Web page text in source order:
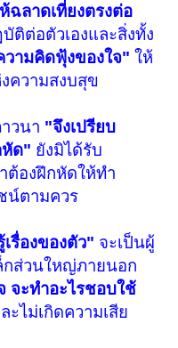
ฉลาดเที่ยงตรงต่อ
ติต่อตัวเองและสิ่งทั้ง
วามคิดฟุ้งของใจ" ให้
ความสงบสุข
วนา "จึงเปรียบ
หัด" ยังมิได้รับ
ต้องฝึกหัดให้ทำ
น์ตามควร
รื่องของตัว" จะเป็นผู้
กส่วนใหญ่ภายนอก
จะทำอะไรชอบใช้
ะไม่เกิดความเสีย